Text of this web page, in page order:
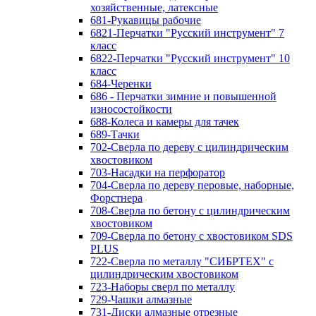
хозяйственные, латексные
681-Рукавицы рабочие
6821-Перчатки "Русский инструмент" 7
класс
6822-Перчатки "Русский инструмент" 10
класс
684-Черенки
686 - Перчатки зимние и повышенной
износостойкости
688-Колеса и камеры для тачек
689-Тачки
702-Сверла по дереву с цилиндрическим
хвостовиком
703-Насадки на перфоратор
704-Сверла по дереву перовые, наборные,
Форстнера
708-Сверла по бетону с цилиндрическим
хвостовиком
709-Сверла по бетону с хвостовиком SDS
PLUS
722-Сверла по металлу "СИБРТЕХ" с
цилиндрическим хвостовиком
723-Наборы сверл по металлу
729-Чашки алмазные
731-Диски алмазные отрезные